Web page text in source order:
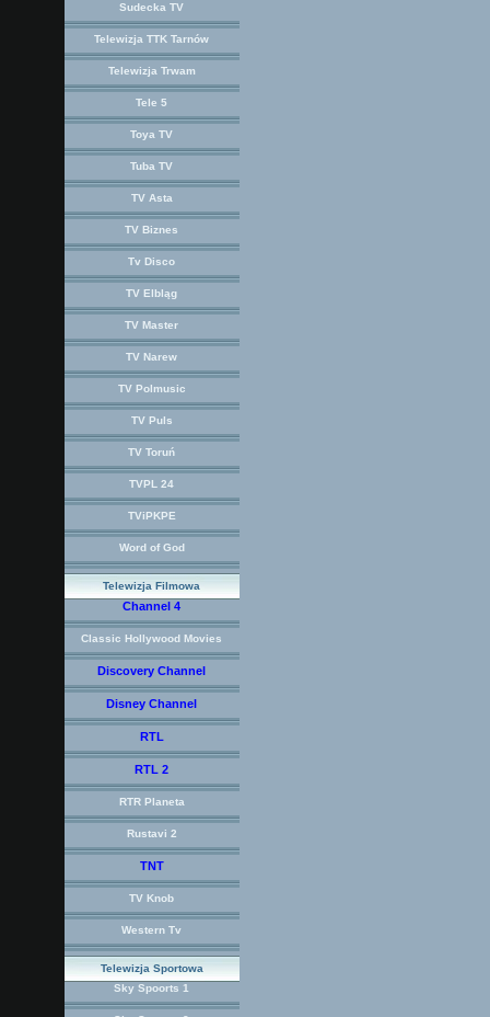
Sudecka TV
Telewizja TTK Tarnów
Telewizja Trwam
Tele 5
Toya TV
Tuba TV
TV Asta
TV Biznes
Tv Disco
TV Elbląg
TV Master
TV Narew
TV Polmusic
TV Puls
TV Toruń
TVPL 24
TViPKPE
Word of God
Telewizja Filmowa
Channel 4
Classic Hollywood Movies
Discovery Channel
Disney Channel
RTL
RTL 2
RTR Planeta
Rustavi 2
TNT
TV Knob
Western Tv
Telewizja Sportowa
Sky Spoorts 1